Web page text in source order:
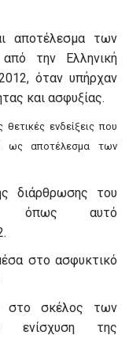
αποτέλεσμα των
την Ελληνική
όταν υπήρχαν
και ασφυξίας.
ενδείξεις που
ως αποτέλεσμα των
διάρθρωσης του
όπως αυτό
στο ασφυκτικό
στο σκέλος των
ενίσχυση της